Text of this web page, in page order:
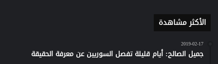
الأكثر مشاهدة
2019-02-17
جميل الصالح: أيام قليلة تفصل السوريين عن معرفة الحقيقة